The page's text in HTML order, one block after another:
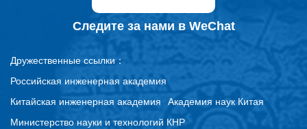
Следите за нами в WeChat
Дружественные ссылки：
Российская инженерная академия
Китайская инженерная академия
Академия наук Китая
Министерство науки и технологий КНР